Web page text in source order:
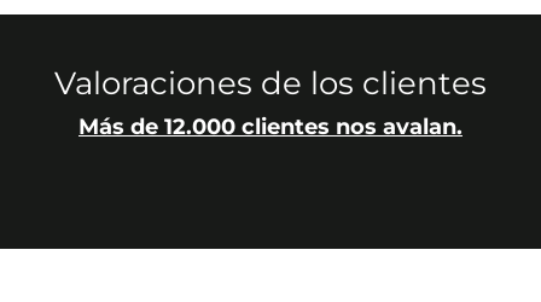
Valoraciones de los clientes
Más de 12.000 clientes nos avalan.